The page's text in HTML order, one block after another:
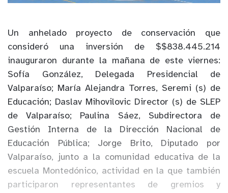
Un anhelado proyecto de conservación que
consideró una inversión de $$838.445.214
inauguraron durante la mañana de este viernes:
Sofía González, Delegada Presidencial de
Valparaíso; María Alejandra Torres, Seremi (s) de
Educación; Daslav Mihovilovic Director (s) de SLEP
de Valparaíso; Paulina Sáez, Subdirectora de
Gestión Interna de la Dirección Nacional de
Educación Pública; Jorge Brito, Diputado por
Valparaíso, junto a la comunidad educativa de la
escuela Montedónico, actividad en la que también
participaron representantes de gremios y